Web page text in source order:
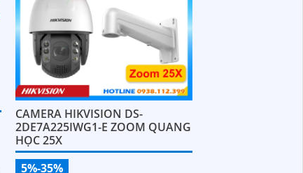
CAMERA HIKVISION DS-
2DE7A225IWG1-E ZOOM QUANG
HỌC 25X
5%-35%